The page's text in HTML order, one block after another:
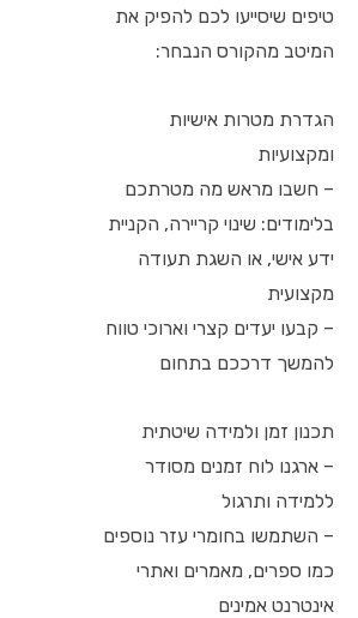
טיפים שיסייעו לכם להפיק את
המיטב מהקורס הנבחר:
הגדרת מטרות אישיות
ומקצועיות
– חשבו מראש מה מטרתכם
בלימודים: שינוי קריירה, הקניית
ידע אישי, או השגת תעודה
מקצועית
– קבעו יעדים קצרי וארוכי טווח
להמשך דרככם בתחום
תכנון זמן ולמידה שיטתית
– ארגנו לוח זמנים מסודר
ללמידה ותרגול
– השתמשו בחומרי עזר נוספים
כמו ספרים, מאמרים ואתרי
אינטרנט אמינים